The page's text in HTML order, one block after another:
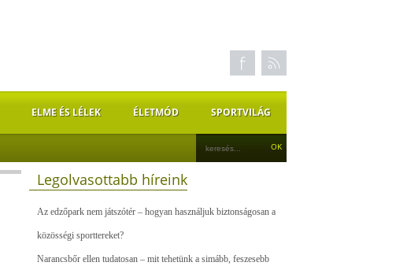
ELME ÉS LÉLEK ÉLETMÓD SPORTVILÁG
Legolvasottabb híreink
Az edzőpark nem játszótér – hogyan használjuk biztonságosan a
közösségi sporttereket?
Narancsbőr ellen tudatosan – mit tehetünk a simább, feszesebb